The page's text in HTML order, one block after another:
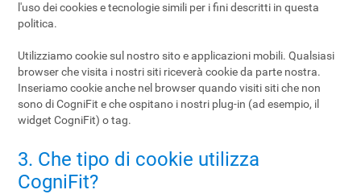
l'uso dei cookies e tecnologie simili per i fini descritti in questa
politica.
Utilizziamo cookie sul nostro sito e applicazioni mobili. Qualsiasi
browser che visita i nostri siti riceverà cookie da parte nostra.
Inseriamo cookie anche nel browser quando visiti siti che non
sono di CogniFit e che ospitano i nostri plug-in (ad esempio, il
widget CogniFit) o tag.
3. Che tipo di cookie utilizza
CogniFit?